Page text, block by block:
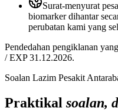
Surat-menyurat
biomarker dihantar
perubatan kami yang
Pendedahan pengiklanan
/ EXP 31.12.2026.
Soalan Lazim Pesakit
Praktikal soalan,